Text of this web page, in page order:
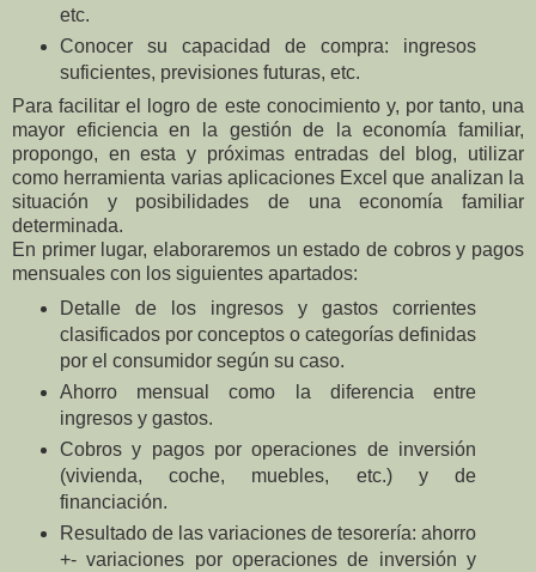
etc.
Conocer su capacidad de compra: ingresos
suficientes, previsiones futuras, etc.
Para facilitar el logro de este conocimiento y, por tanto, una
mayor eficiencia en la gestión de la economía familiar,
propongo, en esta y próximas entradas del blog, utilizar
como herramienta varias aplicaciones Excel que analizan la
situación y posibilidades de una economía familiar
determinada.
En primer lugar, elaboraremos un estado de cobros y pagos
mensuales con los siguientes apartados:
Detalle de los ingresos y gastos corrientes
clasificados por conceptos o categorías definidas
por el consumidor según su caso.
Ahorro mensual como la diferencia entre
ingresos y gastos.
Cobros y pagos por operaciones de inversión
(vivienda, coche, muebles, etc.) y de
financiación.
Resultado de las variaciones de tesorería: ahorro
+- variaciones por operaciones de inversión y